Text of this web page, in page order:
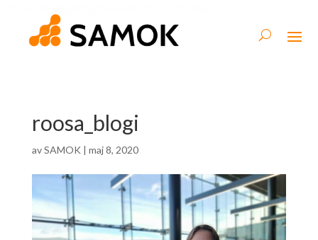
roosa_blogi
avSAMOK | maj 8, 2020